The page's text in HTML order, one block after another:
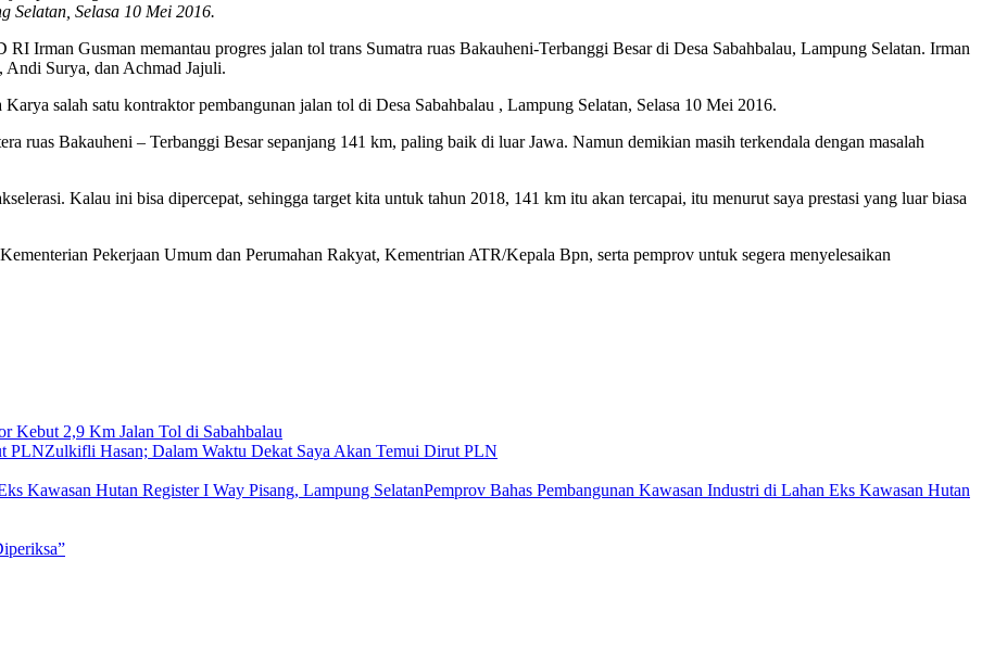
Selatan, Selasa 10 Mei 2016.
RI Irman Gusman memantau progres jalan tol trans Sumatra ruas Bakauheni-Terbanggi Besar di Desa Sabahbalau, Lampung Selatan. Irman
Surya, dan Achmad Jajuli.
salah satu kontraktor pembangunan jalan tol di Desa Sabahbalau , Lampung Selatan, Selasa 10 Mei 2016.
ruas Bakauheni – Terbanggi Besar sepanjang 141 km, paling baik di luar Jawa. Namun demikian masih terkendala dengan masalah
Kalau ini bisa dipercepat, sehingga target kita untuk tahun 2018, 141 km itu akan tercapai, itu menurut saya prestasi yang luar biasa
Pekerjaan Umum dan Perumahan Rakyat, Kementrian ATR/Kepala Bpn, serta pemprov untuk segera menyelesaikan
Kebut 2,9 Km Jalan Tol di Sabahbalau
Zulkifli Hasan; Dalam Waktu Dekat Saya Akan Temui Dirut PLN
Pemprov Bahas Pembangunan Kawasan Industri di Lahan Eks Kawasan Hutan